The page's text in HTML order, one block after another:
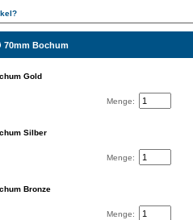
70mm Bochum
Gold
Menge:
Silber
Menge:
Bronze
Menge: